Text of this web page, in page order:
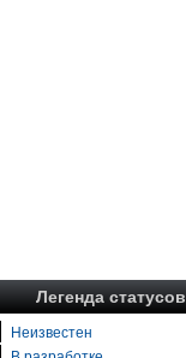
Легенда статусов
Неизвестен